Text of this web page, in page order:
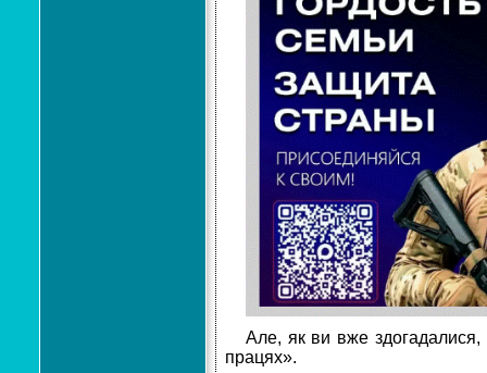
Але, як ви вже здогадалися,
працях».